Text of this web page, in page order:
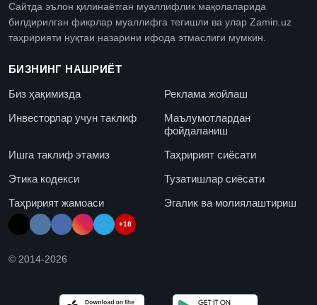
Сайтда эълон қилинаётган муаллифлик мақолаларида
билдирилган фикрлар муаллифга тегишли ва улар Zamin.uz
таҳририяти нуқтаи назарини ифода этмаслиги мумкин.
БИЗНИНГ НАШРИЁТ
Биз ҳақимизда
Реклама жойлаш
Инвесторлар учун таклиф
Маълумотлардан
фойдаланиш
Ишга таклиф этамиз
Таҳририят сиёсати
Этика кодекси
Тузатишлар сиёсати
Таҳририят жамоаси
Эгалик ва молиялаштириш
+18
© 2014-2026